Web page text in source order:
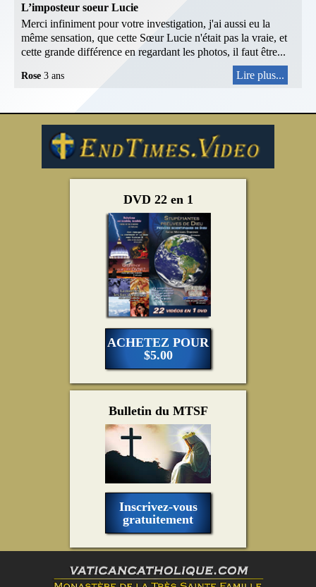
L’imposteur soeur Lucie
Merci infiniment pour votre investigation, j'ai aussi eu la
même sensation, que cette Sœur Lucie n'était pas la vraie, et
cette grande différence en regardant les photos, il faut être...
Rose 3 ans Lire plus...
DVD 22 en 1
ACHETEZ POUR
$5.00
Bulletin du MTSF
Inscrivez-vous
gratuitement